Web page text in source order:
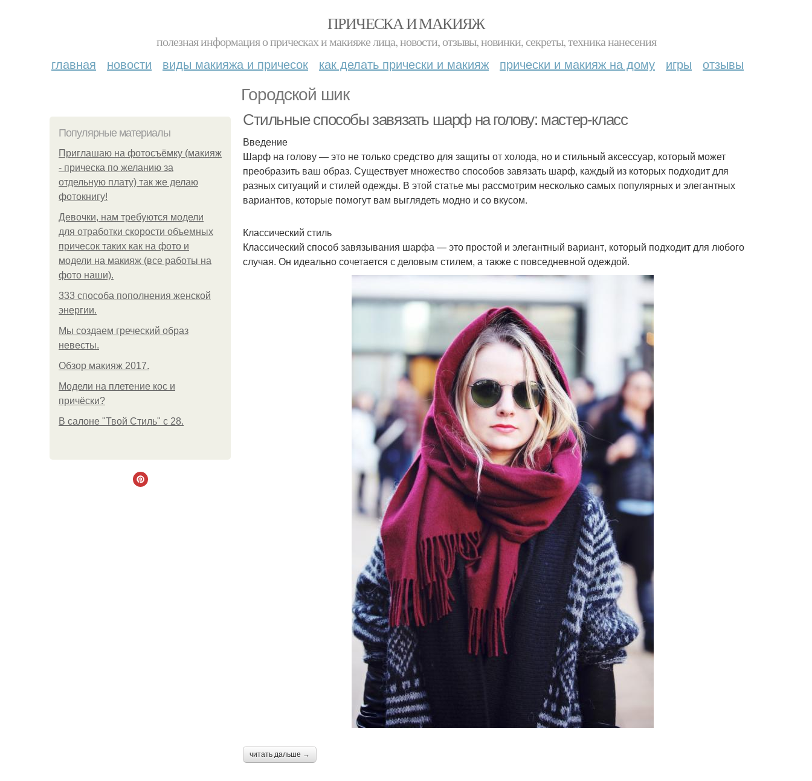
ПРИЧЕСКА И МАКИЯЖ
полезная информация о прическах и макияже лица, новости, отзывы, новинки, секреты, техника нанесения
главная новости виды макияжа и причесок как делать прически и макияж прически и макияж на дому игры отзывы
Городской шик
Популярные материалы
Приглашаю на фотосъёмку (макияж
- прическа по желанию за
отдельную плату) так же делаю
фотокнигу!
Девочки, нам требуются модели
для отработки скорости объемных
причесок таких как на фото и
модели на макияж (все работы на
фото наши).
333 способа пополнения женской
энергии.
Мы создаем греческий образ
невесты.
Обзор макияж 2017.
Модели на плетение кос и
причёски?
В салоне "Твой Стиль" с 28.
Стильные способы завязать шарф на голову: мастер-класс
Введение
Шарф на голову — это не только средство для защиты от холода, но и стильный аксессуар, который может
преобразить ваш образ. Существует множество способов завязать шарф, каждый из которых подходит для
разных ситуаций и стилей одежды. В этой статье мы рассмотрим несколько самых популярных и элегантных
вариантов, которые помогут вам выглядеть модно и со вкусом.
Классический стиль
Классический способ завязывания шарфа — это простой и элегантный вариант, который подходит для любого
случая. Он идеально сочетается с деловым стилем, а также с повседневной одеждой.
читать дальше →